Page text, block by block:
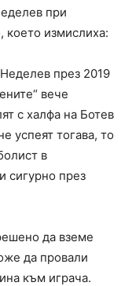
при
което измислиха:
през 2019
вече
с халфа на Ботев
успеят тогава, то
в
сигурно през
да вземе
да провали
към играча.